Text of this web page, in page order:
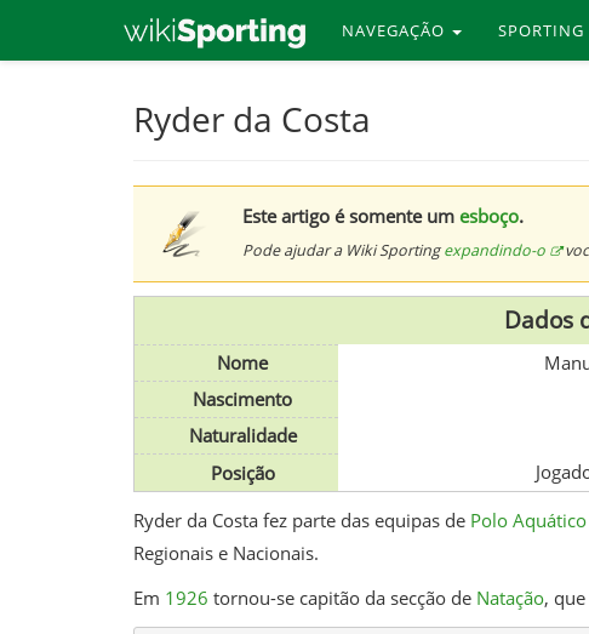
NAVEGAÇÃO SPORTING
Ryder da Costa
Este artigo é somente um esboço.
Pode ajudar a Wiki Sportingexpandindo-o
Dados
Nome
Nascimento
Naturalidade
Posição
Ryder da Costa fez parte das equipas de Polo Aquático
Regionais e Nacionais.
Em 1926 tornou-se capitão da secção de Natação,